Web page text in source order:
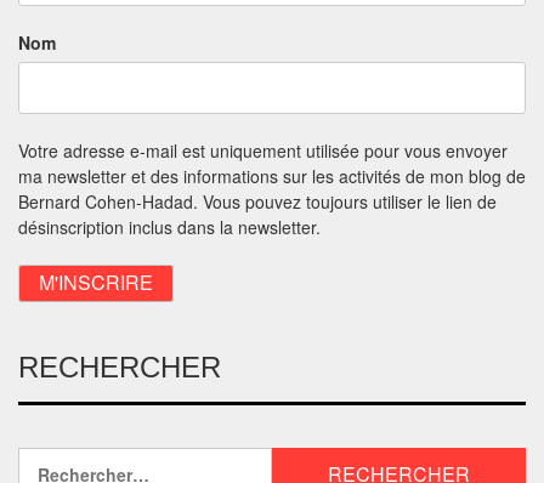
Nom
Votre adresse e-mail est uniquement utilisée pour vous envoyer
ma newsletter et des informations sur les activités de mon blog de
Bernard Cohen-Hadad. Vous pouvez toujours utiliser le lien de
désinscription inclus dans la newsletter.
RECHERCHER